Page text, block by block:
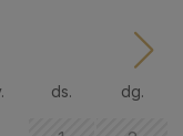
ds. dg.